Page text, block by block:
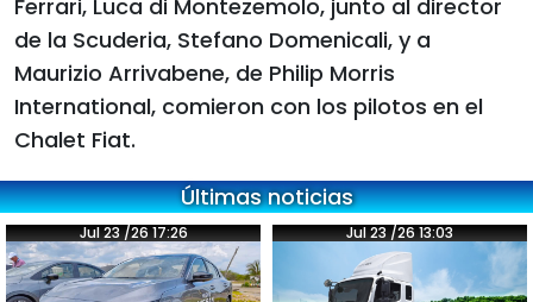
Ferrari, Luca di Montezemolo, junto al director
de la Scuderia, Stefano Domenicali, y a
Maurizio Arrivabene, de Philip Morris
International, comieron con los pilotos en el
Chalet Fiat.
Últimas noticias
Jul 23 /26 17:26 Jul 23 /26 13:03